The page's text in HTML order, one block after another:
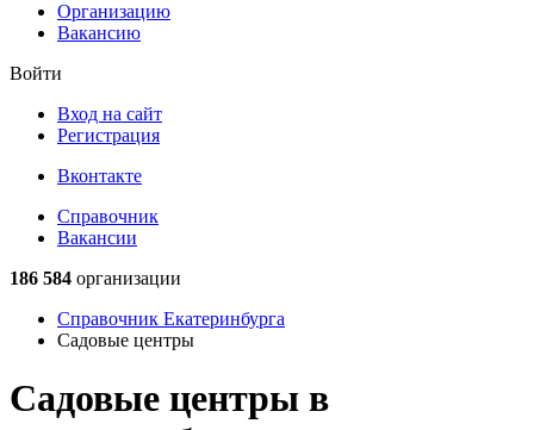
Организацию
Вакансию
Войти
Вход на сайт
Регистрация
Вконтакте
Справочник
Вакансии
186 584 организации
Справочник Екатеринбурга
Садовые центры
Садовые центры в